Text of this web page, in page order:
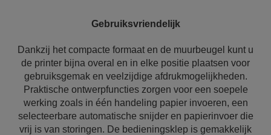
Gebruiksvriendelijk
Dankzij het compacte formaat en de muurbeugel kunt u
de printer bijna overal en in elke positie plaatsen voor
gebruiksgemak en veelzijdige afdrukmogelijkheden.
Praktische ontwerpfuncties zorgen voor een soepele
werking zoals in één handeling papier invoeren, een
selecteerbare automatische snijder en papierinvoer die
vrij is van storingen. De bedieningsklep is gemakkelijk